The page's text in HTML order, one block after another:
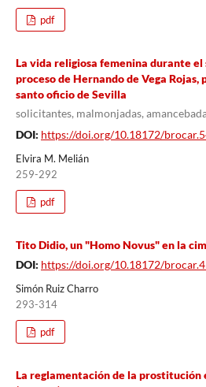
pdf
La vida religiosa femenina durante el
proceso de Hernando de Vega
santo oficio de Sevilla
solicitantes, malmonjadas,
DOI: https://doi.org/10.18172/
Elvira M. Melián
259-292
pdf
Tito Didio, un "Homo Novus" en la
DOI: https://doi.org/10.18172/
Simón Ruiz Charro
293-314
pdf
La reglamentación de la prostitución